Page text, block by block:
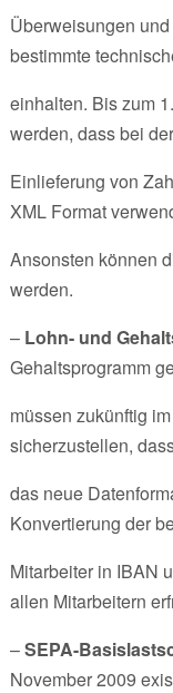
Überweisungen
bestimmte
einhalten. Bis zum
werden, dass bei
Einlieferung von
XML Format
Ansonsten können
werden.
– Lohn- und
Gehaltsprogramm
müssen zukünftig
sicherzustellen,
das neue
Konvertierung der
Mitarbeiter in IBAN
allen Mitarbeitern
–SEPA-
November 2009